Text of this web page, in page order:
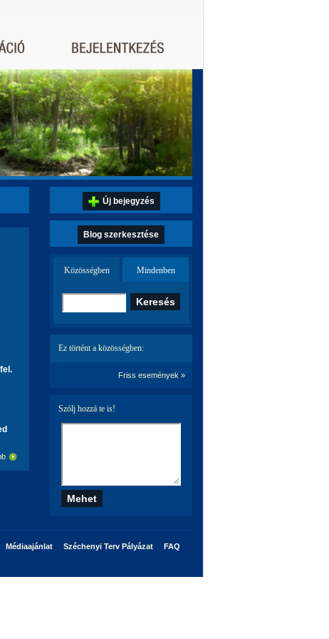
Új bejegyzés
Blog szerkesztése
Közösségben Mindenben
Ez történt a közösségben:
Friss események »
Szólj hozzá te is!
Médiaajánlat Széchenyi Terv Pályázat FAQ